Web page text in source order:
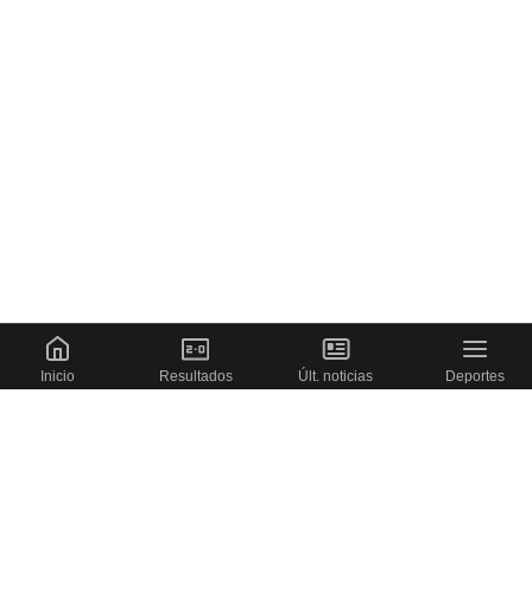
Inicio Resultados Últ. noticias Deportes